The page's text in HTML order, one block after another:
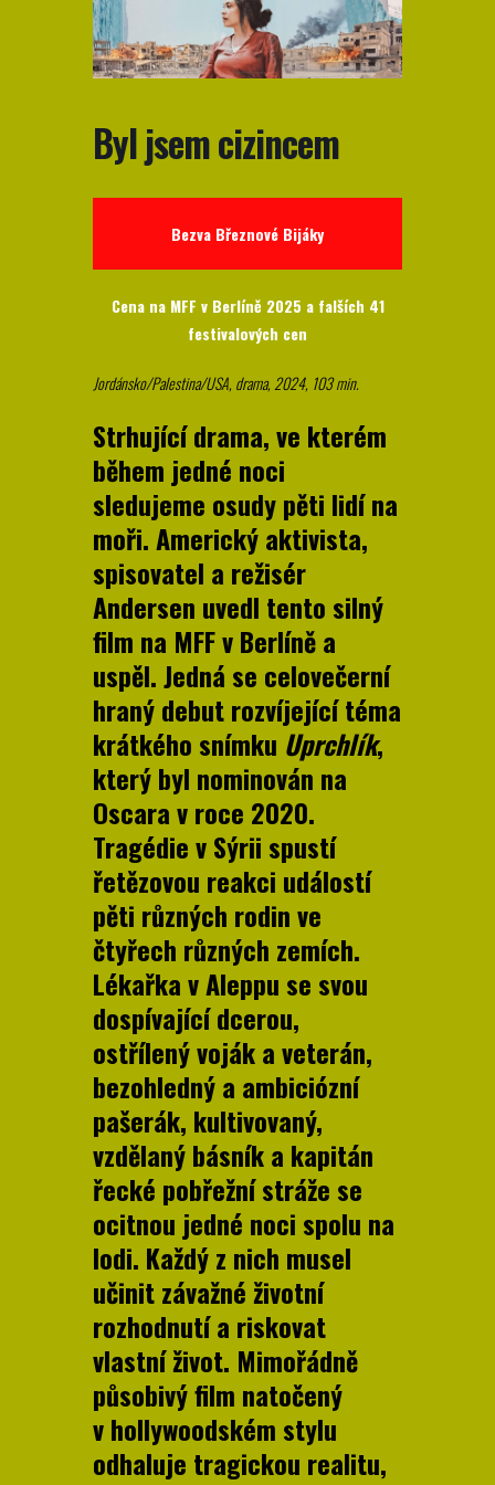
Byl jsem cizincem
Bezva Březnové Bijáky
Cena na MFF v Berlíně 2025 a falších 41
festivalových cen
Jordánsko/Palestina/USA, drama, 2024, 103 min.
Strhující drama, ve kterém
během jedné noci
sledujeme osudy pěti lidí na
moři. Americký aktivista,
spisovatel a režisér
Andersen uvedl tento silný
film na MFF v Berlíně a
uspěl. Jedná se celovečerní
hraný debut rozvíjející téma
krátkého snímku Uprchlík,
který byl nominován na
Oscara v roce 2020.
Tragédie v Sýrii spustí
řetězovou reakci událostí
pěti různých rodin ve
čtyřech různých zemích.
Lékařka v Aleppu se svou
dospívající dcerou,
ostřílený voják a veterán,
bezohledný a ambiciózní
pašerák, kultivovaný,
vzdělaný básník a kapitán
řecké pobřežní stráže se
ocitnou jedné noci spolu na
lodi. Každý z nich musel
učinit závažné životní
rozhodnutí a riskovat
vlastní život. Mimořádně
působivý film natočený
v hollywoodském stylu
odhaluje tragickou realitu,